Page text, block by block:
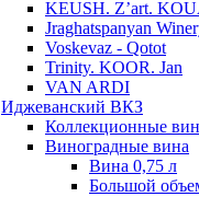
KEUSH. Z’art.
Jraghatspanyan
Voskevaz - Qotot
Trinity. KOOR. Jan
VAN ARDI
Иджеванский ВКЗ
Коллекционные
Виноградные вина
Вина 0,75 л
Большой